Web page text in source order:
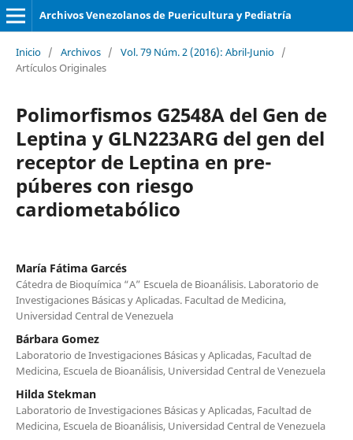
Archivos Venezolanos de Puericultura y Pediatría
Inicio / Archivos / Vol. 79 Núm. 2 (2016): Abril-Junio /
Artículos Originales
Polimorfismos G2548A del Gen de
Leptina y GLN223ARG del gen del
receptor de Leptina en pre-
púberes con riesgo
cardiometabólico
María Fátima Garcés
Cátedra de Bioquímica “A” Escuela de Bioanálisis. Laboratorio de
Investigaciones Básicas y Aplicadas. Facultad de Medicina,
Universidad Central de Venezuela
Bárbara Gomez
Laboratorio de Investigaciones Básicas y Aplicadas, Facultad de
Medicina, Escuela de Bioanálisis, Universidad Central de Venezuela
Hilda Stekman
Laboratorio de Investigaciones Básicas y Aplicadas, Facultad de
Medicina, Escuela de Bioanálisis, Universidad Central de Venezuela